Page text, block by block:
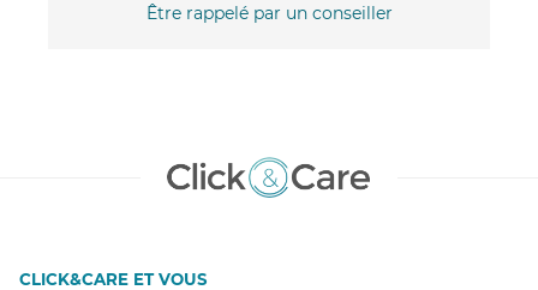
Être rappelé par un conseiller
CLICK&CARE ET VOUS